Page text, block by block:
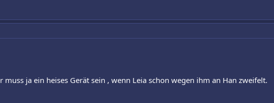
muss ja ein heises Gerät sein , wenn Leia schon wegen ihm an Han zweifelt.